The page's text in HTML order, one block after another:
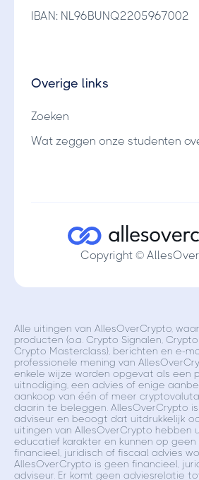
IBAN: NL96BUNQ2205967002
Overige links
Zoeken
Wat zeggen onze studenten
Copyright ©
Alle uitingen van AllesOverCrypto,
producten (o.a. Crypto Signalen,
Crypto Masterclass), berichten en e-
professionele mening van
enkele wijze worden opgevat als een
uitnodiging, een advies of enige
aankoop van één of meer
daarin te beleggen. AllesOverCrypto
adviseur en beoogt dat uitdrukkelijk
uitingen van AllesOverCrypto hebben
educatief karakter en kunnen op geen
financieel, juridisch of fiscaal advies
AllesOverCrypto is geen financieel,
adviseur. Er komt geen adviesrelatie